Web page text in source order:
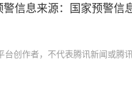
信息来源：国家预警信
创作者，不代表腾讯新闻或腾